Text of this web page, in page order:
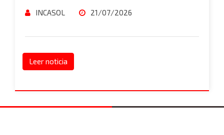
INCASOL 21/07/2026
Leer noticia